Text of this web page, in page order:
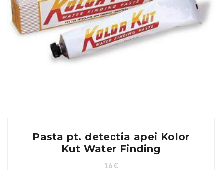
Pasta pt. detectia apei Kolor
Kut Water Finding
16€